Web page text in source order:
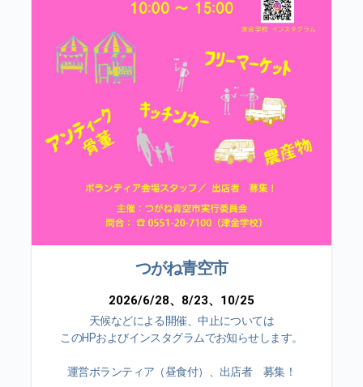
つがね青空市
2026/6/28、8/23、10/25
天候などによる開催、中止については
このHPおよびインスタグラムでお知らせします。
運営ボランティア（昼食付）、出店者 募集！